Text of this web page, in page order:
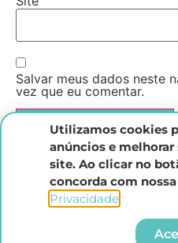
Salvar meus dados neste
vez que eu comentar.
Instituto Direito
Todos os
Utilizamos cookies
anúncios e
site. Ao clicar no
concorda com nossa
Privacidade.​